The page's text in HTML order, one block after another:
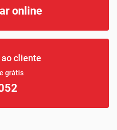
online
cliente
grátis